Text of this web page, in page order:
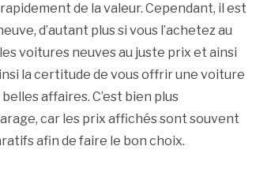
de la valeur. Cependant, il est
d’autant plus si vous l’achetez au
voitures neuves au juste prix et ainsi
la certitude de vous offrir une voiture
affaires. C’est bien plus
car les prix affichés sont souvent
afin de faire le bon choix.